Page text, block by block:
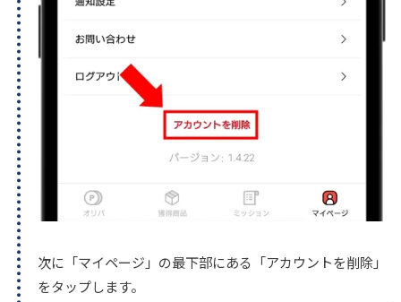
次に「マイページ」の最下部にある「アカウントを削除」
をタップします。